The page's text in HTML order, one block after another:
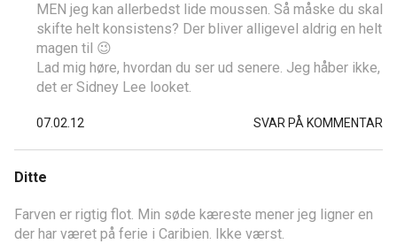
MEN jeg kan allerbedst lide moussen. Så måske du skal
skifte helt konsistens? Der bliver alligevel aldrig en helt
magen til 😉
Lad mig høre, hvordan du ser ud senere. Jeg håber ikke,
det er Sidney Lee looket.
07.02.12 SVAR PÅ KOMMENTAR
Ditte
Farven er rigtig flot. Min søde kæreste mener jeg ligner en
der har været på ferie i Caribien. Ikke værst.